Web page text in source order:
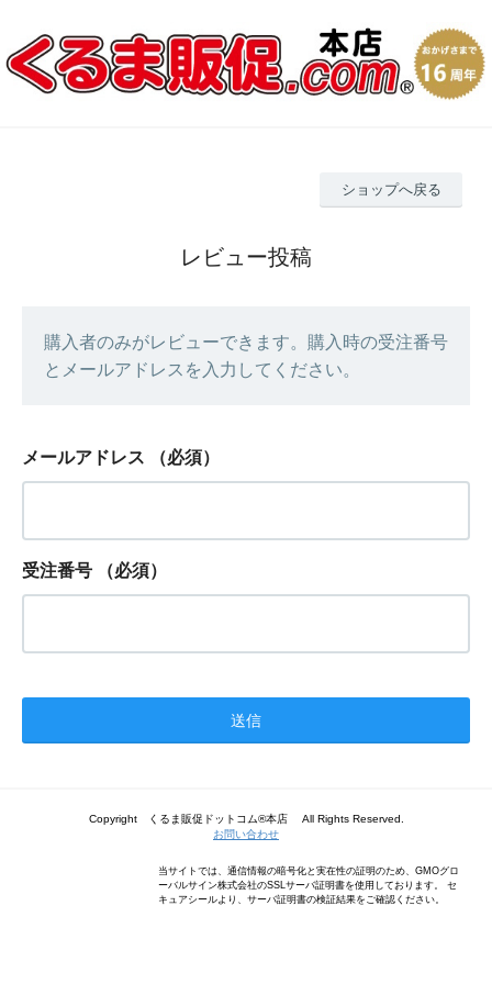
ショップへ戻る
レビュー投稿
購入者のみがレビューできます。購入時の受注番号
とメールアドレスを入力してください。
メールアドレス （必須）
受注番号 （必須）
Copyright くるま販促ドットコム®本店 All Rights Reserved.
お問い合わせ
当サイトでは、通信情報の暗号化と実在性の証明のため、GMOグロ
ーバルサイン株式会社のSSLサーバ証明書を使用しております。 セ
キュアシールより、サーバ証明書の検証結果をご確認ください。